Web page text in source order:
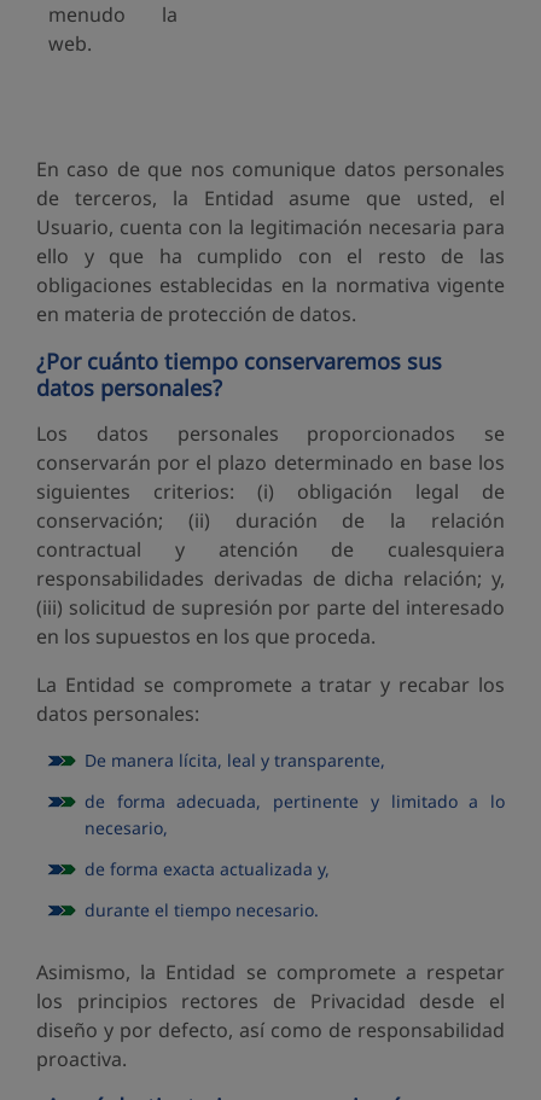
menudo la
web.
En caso de que nos comunique datos personales
de terceros, la Entidad asume que usted, el
Usuario, cuenta con la legitimación necesaria para
ello y que ha cumplido con el resto de las
obligaciones establecidas en la normativa vigente
en materia de protección de datos.
¿Por cuánto tiempo conservaremos sus
datos personales?
Los datos personales proporcionados se
conservarán por el plazo determinado en base los
siguientes criterios: (i) obligación legal de
conservación; (ii) duración de la relación
contractual y atención de cualesquiera
responsabilidades derivadas de dicha relación; y,
(iii) solicitud de supresión por parte del interesado
en los supuestos en los que proceda.
La Entidad se compromete a tratar y recabar los
datos personales:
De manera lícita, leal y transparente,
de forma adecuada, pertinente y limitado a lo
necesario,
de forma exacta actualizada y,
durante el tiempo necesario.
Asimismo, la Entidad se compromete a respetar
los principios rectores de Privacidad desde el
diseño y por defecto, así como de responsabilidad
proactiva.